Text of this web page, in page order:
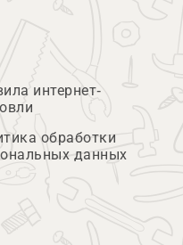
интернет-
обработки
данных